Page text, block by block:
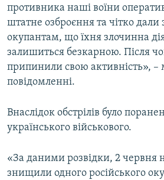
противника наші воїни
штатне озброєння та чітко дали
окупантам, що їхня злочинна
залишиться безкарною. Після
припинили свою активність», –
повідомленні.
Внаслідок обстрілів було
українського військового.
«За даними розвідки, 2 червня
знищили одного російського